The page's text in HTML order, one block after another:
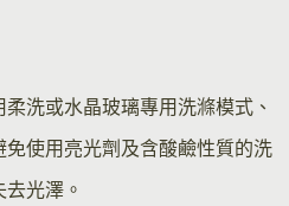
洗或水晶玻璃專用洗滌模式、
使用亮光劑及含酸鹼性質的洗
光澤。